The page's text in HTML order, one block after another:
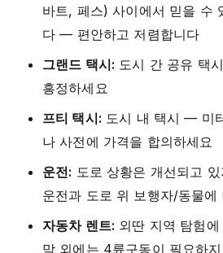
바트, 페스) 사이에서 믿을 수
다 — 편안하고 저렴합니다
그랜드 택시: 도시 간 공유 택
흥정하세요
프티 택시: 도시 내 택시 — 미
나 사전에 가격을 합의하세요
운전: 도로 상황은 개선되고
운전과 도로 위 보행자/동물에
자동차 렌트: 외딴 지역 탐험
막 외에는 4륜구동이 필요하